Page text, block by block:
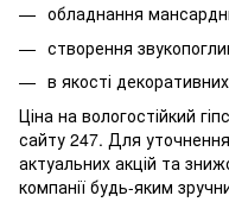
обладнання
створення
в якості
Ціна на вологостійкий
сайту 247. Для уточнення
актуальних акцій та
компанії будь-яким